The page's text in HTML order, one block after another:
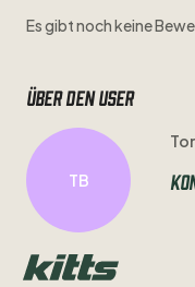
Es gibt noch keine
Über den user
TB